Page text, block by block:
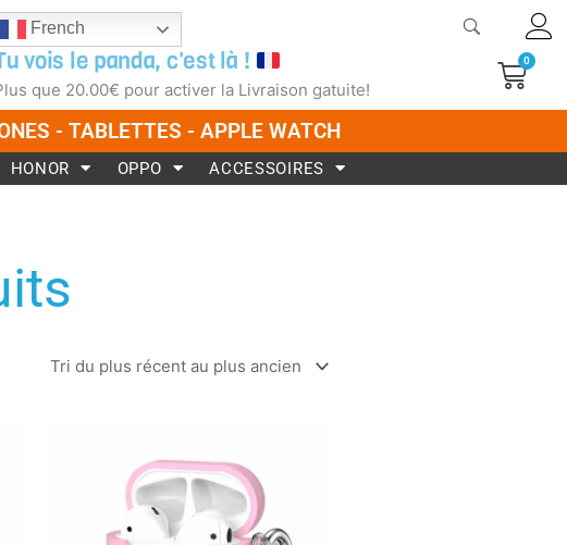
French
vois le panda, c'est là !
que 20.00€ pour activer la Livraison gatuite!
0
- TABLETTES - APPLE WATCH
HONOR OPPO ACCESSOIRES